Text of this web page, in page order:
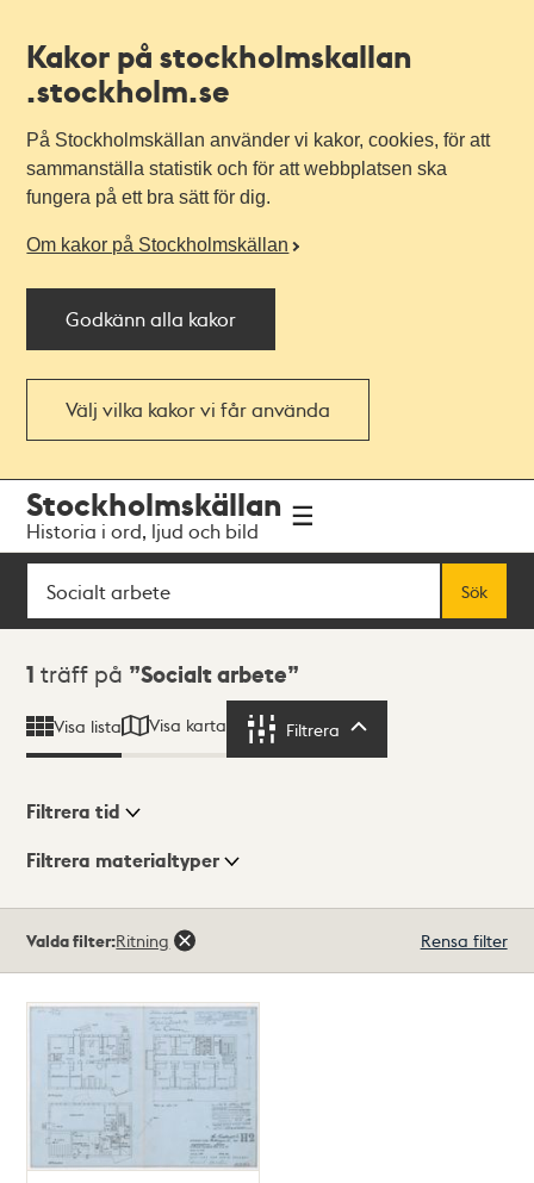
Kakor på stockholmskallan
.stockholm.se
På Stockholmskällan använder vi kakor, cookies, för att
sammanställa statistik och för att webbplatsen ska
fungera på ett bra sätt för dig.
Om kakor på Stockholmskällan
Godkänn alla kakor
Välj vilka kakor vi får använda
navigationen
huvudinnehållet
Stockholmskällan
Historia i ord, ljud och bild
Sök
Sök
Sökresultat
1 träff på Socialt arbete
Visa lista Visa karta Filtrera
Visningsläge
Filtrera tid
Filtrera materialtyper
träffar
Valda filter:Ritning Rensa filter